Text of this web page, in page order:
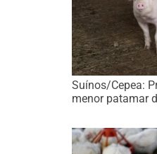
Suínos/Cepea:
menor patamar